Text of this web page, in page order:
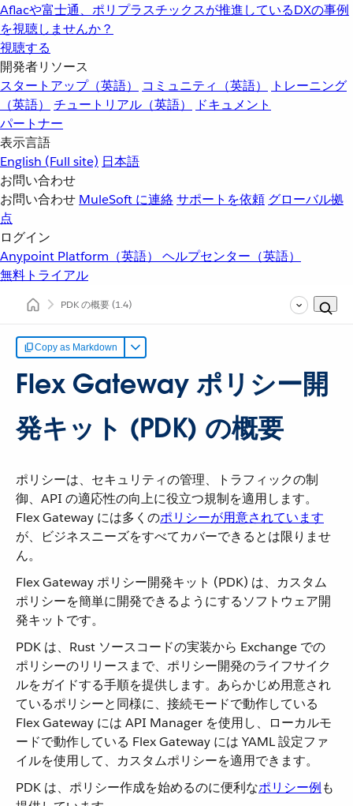
Aflacや富士通、ポリプラスチックスが推進しているDXの事例
を視聴しませんか？
視聴する
開発者リソース
スタートアップ（英語）
コミュニティ（英語）
トレーニング
（英語）
チュートリアル（英語）
ドキュメント
パートナー
表示言語
English (Full site) 日本語
お問い合わせ
お問い合わせ MuleSoft に連絡サポートを依頼 グローバル拠
点
ログイン
Anypoint Platform（英語） ヘルプセンター（英語）
無料トライアル
PDK の概要(1.4)
Copy as Markdown
Flex Gateway ポリシー開
発キット (PDK) の概要
ポリシーは、セキュリティの管理、トラフィックの制
御、API の適応性の向上に役立つ規制を適用します。
Flex Gateway には多くの​ポリシーが用意されています
が、ビジネスニーズをすべてカバーできるとは限りませ
ん。
Flex Gateway ポリシー開発キット (PDK) は、カスタム
ポリシーを簡単に開発できるようにするソフトウェア開
発キットです。
PDK は、Rust ソースコードの実装から Exchange での
ポリシーのリリースまで、ポリシー開発のライフサイク
ルをガイドする手順を提供します。あらかじめ用意され
ているポリシーと同様に、接続モードで動作している
Flex Gateway には API Manager を使用し、ローカルモ
ードで動作している Flex Gateway には YAML 設定ファ
イルを使用して、カスタムポリシーを適用できます。
PDK は、ポリシー作成を始めるのに便利な​ポリシー例​も